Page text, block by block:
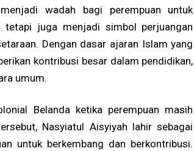
wadah bagi perempuan untuk
juga menjadi simbol perjuangan
Dengan dasar ajaran Islam yang
kontribusi besar dalam pendidikan,
umum.
Belanda ketika perempuan masih
Nasyiatul Aisyiyah lahir sebagai
untuk berkembang dan berkontribusi.